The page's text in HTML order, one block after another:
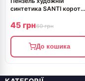
синтетика SANTI коротка
45 грн60 грн
До кошика